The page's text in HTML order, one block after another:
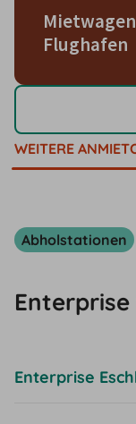
Mietwagen
Flughafen
WEITERE
Abholstationen
Enterprise